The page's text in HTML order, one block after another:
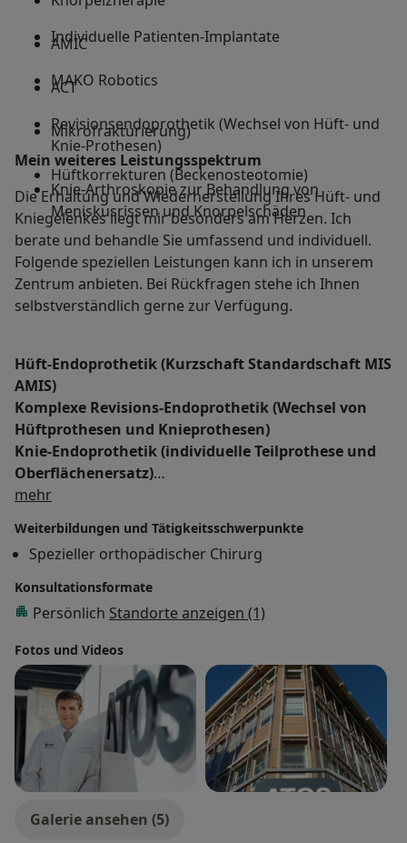
AMIC
ACT
Mikrofrakturierung)
Hüftkorrekturen (Beckenosteotomie)
Individuelle Patienten-Implantate
MAKO Robotics
Revisionsendoprothetik (Wechsel von Hüft- und
Knie-Prothesen)
Knie-Arthroskopie zur Behandlung von
Meniskusrissen und Knorpelschäden
Mein weiteres Leistungs­spektrum
Die Erhaltung und Wiederherstellung Ihres Hüft- und
Kniegelenkes liegt mir besonders am Herzen. Ich
berate und behandle Sie umfassend und individuell.
Folgende speziellen Leistungen kann ich in unserem
Zentrum anbieten. Bei Rückfragen stehe ich Ihnen
selbstverständlich gerne zur Verfügung.
Hüft-Endoprothetik (Kurzschaft Standardschaft MIS
AMIS)
Komplexe Revisions-Endoprothetik (Wechsel von
Hüftprothesen und Knieprothesen)
Knie-Endoprothetik (individuelle Teilprothese und
Oberflächenersatz)
Konservative Arthrosetherapie (Injektionen
MRT- und Röntgen-Diagnostik am selben Tag zur
genauen Diagnostik
Umfassende Zweitmeinungen zu empfohlenen
Operationen
Knorpeltherapie zur Behandlung von Arthrose
Autologe Plasmatherapie (ACP) bei akuten
Sportverletzungen
Korrektur der Beinachse (bei Fehlstellung und
Arthrose)
mehrÜber mich
Weiterbildungen und Tätigkeitsschwerpunkte
Spezieller orthopädischer Chirurg
Konsultationsformate
Persönlich Standorte anzeigen (1)
Fotos und Videos
Galerie ansehen (5)